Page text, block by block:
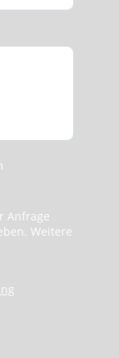
Anfrage
Weitere